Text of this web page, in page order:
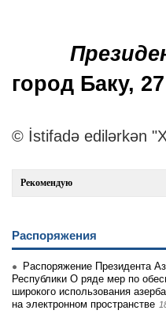
город Баку,
© İstifadə edilərkən
Рекомендую
Распоряжения
Распоряжение Президента
Республики О ряде мер по
широкого использования
на электронном пространстве